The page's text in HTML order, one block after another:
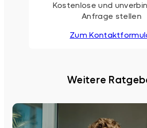
Kostenlose und
Anfrage stellen
Zum
Weitere